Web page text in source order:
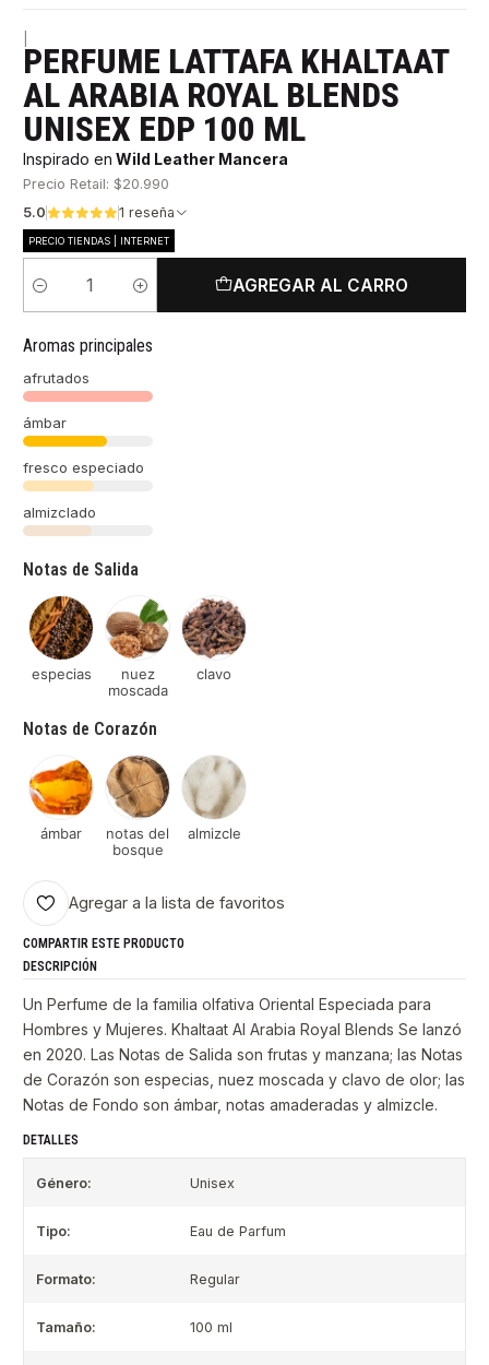
PERFUME LATTAFA KHALTAAT
AL ARABIA ROYAL BLENDS
UNISEX EDP 100 ML
Inspirado en Wild Leather Mancera
Precio Retail: $20.990
5.0
1 reseña
PRECIO TIENDAS | INTERNET
Cantidad
AGREGAR AL CARRO
Aromas principales
afrutados
ámbar
fresco especiado
almizclado
Notas de Salida
especias
nuez
moscada
clavo
Notas de Corazón
ámbar
notas del
bosque
almizcle
Agregar a la lista de favoritos
COMPARTIR ESTE PRODUCTO
DESCRIPCIÓN
Un Perfume de la familia olfativa Oriental Especiada para
Hombres y Mujeres. Khaltaat Al Arabia Royal Blends Se lanzó
en 2020. Las Notas de Salida son frutas y manzana; las Notas
de Corazón son especias, nuez moscada y clavo de olor; las
Notas de Fondo son ámbar, notas amaderadas y almizcle.
DETALLES
Género: Unisex
Tipo: Eau de Parfum
Formato: Regular
Tamaño: 100 ml